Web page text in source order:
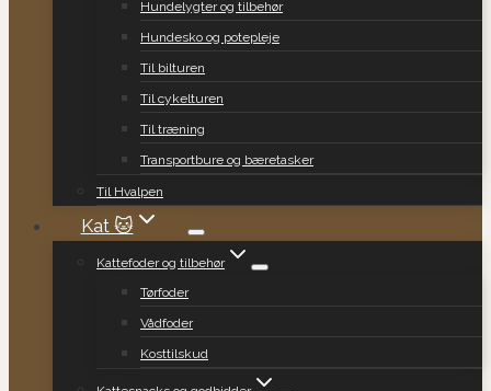
Hundelygter og tilbehør
Hundesko og potepleje
Til bilturen
Til cykelturen
Til træning
Transportbure og bæretasker
Til Hvalpen
Kat 🐱
Kattefoder og tilbehør
Tørfoder
Vådfoder
Kosttilskud